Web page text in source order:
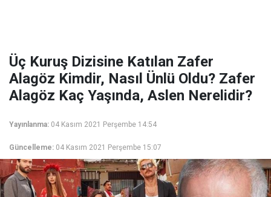
Üç Kuruş Dizisine Katılan Zafer
Alagöz Kimdir, Nasıl Ünlü Oldu? Zafer
Alagöz Kaç Yaşında, Aslen Nerelidir?
Yayınlanma: 04 Kasım 2021 Perşembe 14:54
Güncelleme: 04 Kasım 2021 Perşembe 15:07